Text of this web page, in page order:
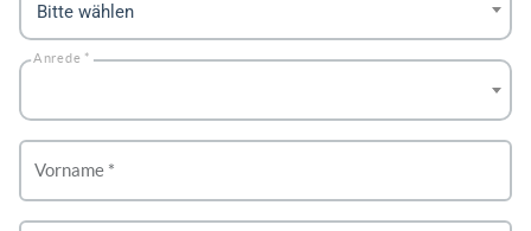
Bitte wählen
Anrede *
Vorname *